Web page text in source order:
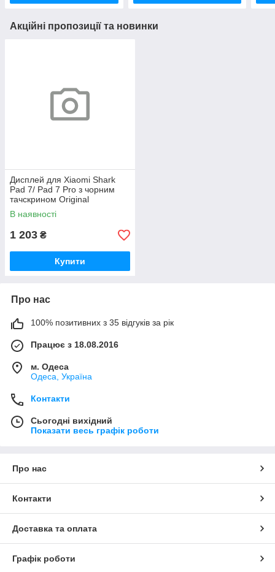
Акційні пропозиції та новинки
Дисплей для Xiaomi Shark
Pad 7/ Pad 7 Pro з чорним
тачскрином Original
В наявності
1 203 ₴
Купити
Про нас
100% позитивних з 35 відгуків за рік
Працює з 18.08.2016
м. Одеса
Одеса, Україна
Контакти
Сьогодні вихідний
Показати весь графік роботи
Про нас
Контакти
Доставка та оплата
Графік роботи